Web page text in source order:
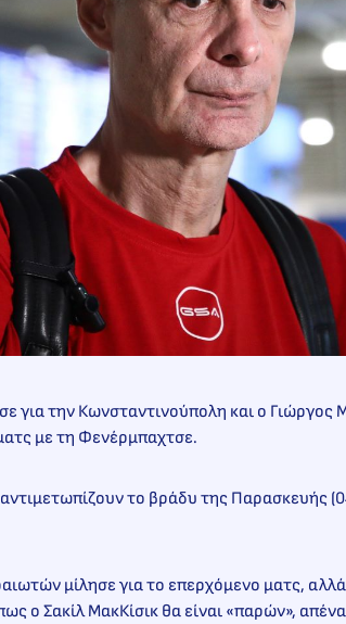
για την Κωνσταντινούπολη και ο
με τη Φενέρμπαχτσε.
το βράδυ της Παρασκευής
μίλησε για το επερχόμενο ματς, αλλά
ο Σακίλ ΜακΚίσικ θα είναι «παρών»,